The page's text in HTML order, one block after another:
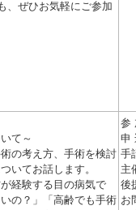
、ぜひお気軽にご参加
て～
の考え方、手術を検討
いてお話します。
経験する目の病気で
の？」「高齢でも手術
参
申
手
主
後
お